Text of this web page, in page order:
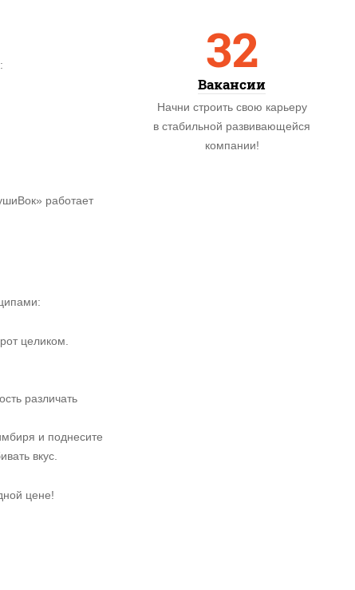
работает
целиком.
различать
и поднесите
вкус.
цене!
32
Вакансии
Начни строить свою карьеру
в стабильной развивающейся
компании!